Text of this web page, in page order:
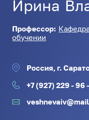
Ирина
Профессор:
обучении
Россия, г.
+7 (927) 229 - 96